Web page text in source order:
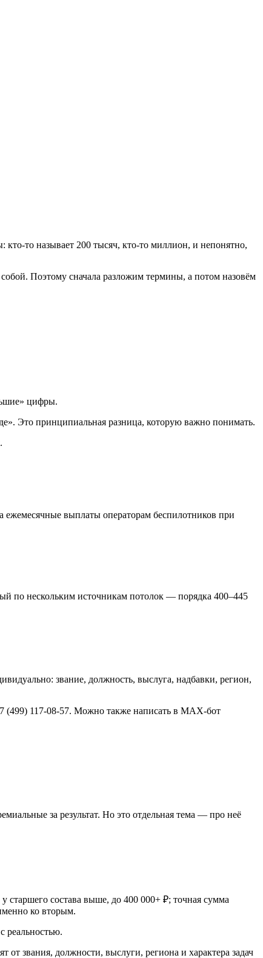
то называет 200 тысяч, кто-то миллион, и непонятно,
Поэтому сначала разложим термины, а потом назовём
цифры.
Это принципиальная разница, которую важно понимать.
ежемесячные выплаты операторам беспилотников при
по нескольким источникам потолок — порядка 400–445
звание, должность, выслуга, надбавки, регион,
(499) 117-08-57. Можно также написать в MAX-бот
за результат. Но это отдельная тема — про неё
состава выше, до 400 000+ ₽; точная сумма
ко вторым.
реальностью.
звания, должности, выслуги, региона и характера задач